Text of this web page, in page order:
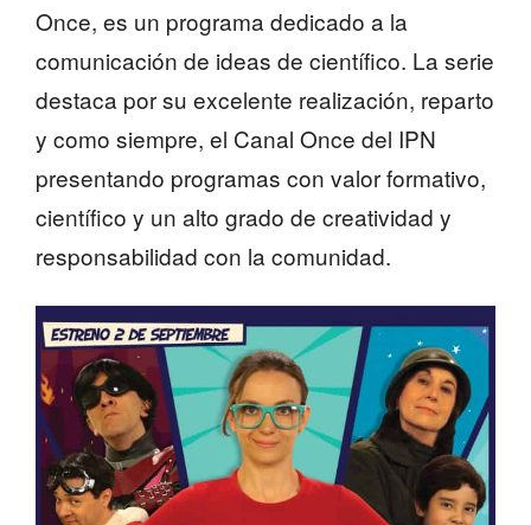
Once, es un programa dedicado a la
comunicación de ideas de científico. La serie
destaca por su excelente realización, reparto
y como siempre, el Canal Once del IPN
presentando programas con valor formativo,
científico y un alto grado de creatividad y
responsabilidad con la comunidad.